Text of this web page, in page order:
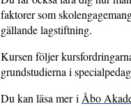
faktorer som
gällande lagstiftning.
Kursen följer
grundstudierna i
Du kan läsa mer i Åbo